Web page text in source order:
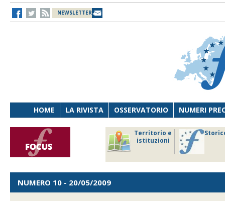
NEWSLETTER
HOME LA RIVISTA OSSERVATORIO NUMERI
Territorio e
istituzioni
NUMERO 10 - 20/05/2009